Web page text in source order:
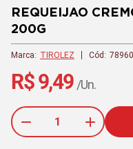
RedeMiX
REQUEIJAO
200G
Marca: TIROLEZ Cód:
R$ 9,49 /Un.